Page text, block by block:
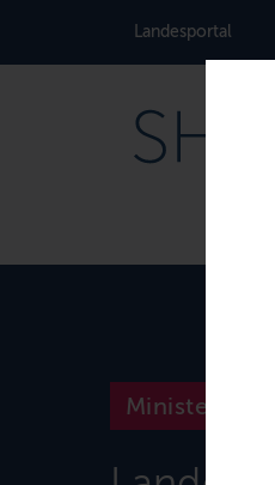
Landes­portal
Ministerien